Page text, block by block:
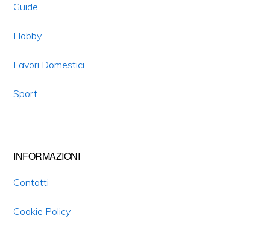
Guide
Hobby
Lavori Domestici
Sport
INFORMAZIONI
Contatti
Cookie Policy